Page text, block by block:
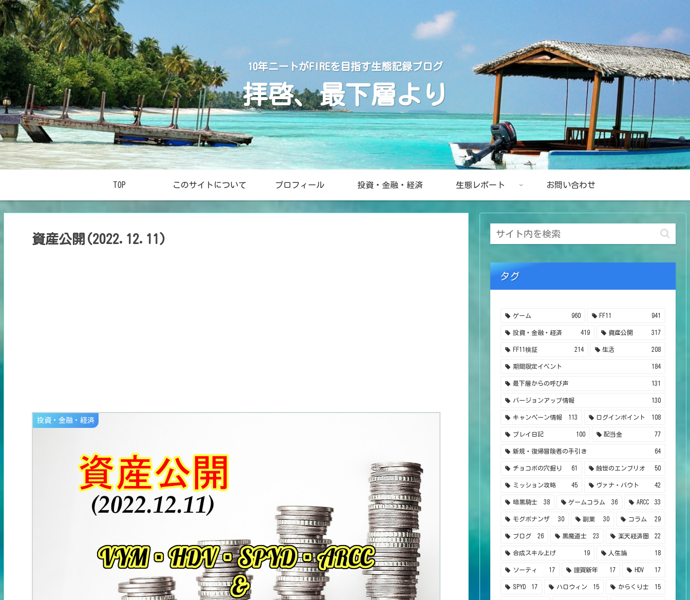
10年ニートがFIREを目指す生態記録ブログ
拝啓、最下層より
TOP このサイトについて プロフィール 投資・金融・経済 生態レポート お問い合わせ
資産公開(2022.12.11)
投資・金融・経済
タグ
ゲーム 960 FF11 941
投資・金融・経済 419 資産公開 317
FF11検証 214 生活 208
期間限定イベント 184
最下層からの呼び声 131
バージョンアップ情報 130
キャンペーン情報 113 ログインポイント 108
プレイ日記 100 配当金 77
新規・復帰冒険者の手引き 64
チョコボの穴掘り 61 蝕世のエンブリオ 50
ミッション攻略 45 ヴァナ・バウト 42
暗黒騎士 38 ゲームコラム 36 ARCC 33
モグボナンザ 30 副業 30 コラム 29
ブログ 26 黒魔道士 23 楽天経済圏 22
合成スキル上げ 19 人生論 18
ソーティ 17 謹賀新年 17 HDV 17
SPYD 17 ハロウィン 15 からくり士 15